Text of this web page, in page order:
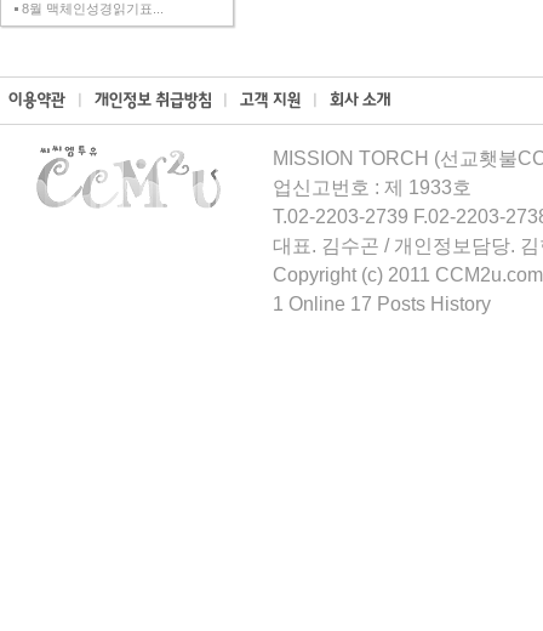
8월 맥체인성경읽기표...
MISSION TORCH (선교횃불
업신고번호 : 제 1933호
T.02-2203-2739 F.02-2203-
대표. 김수곤 / 개인정보담당.
Copyright (c) 2011
1 Online 17 Posts History